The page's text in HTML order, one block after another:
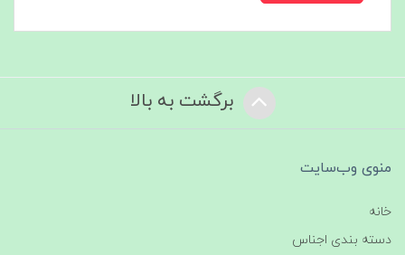
برگشت به بالا
منوی وب‌سایت
خانه
دسته بندی اجناس